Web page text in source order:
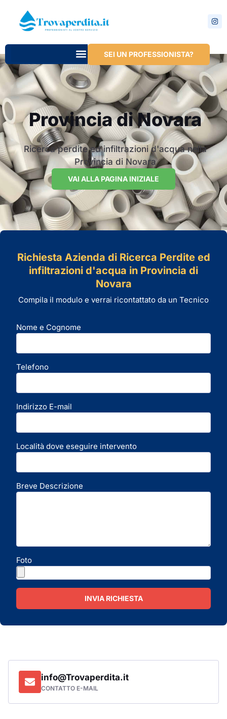
SEI UN PROFESSIONISTA?
Provincia di Novara
Ricerca perdite ed infiltrazioni d'acqua nella
Provincia di Novara
VAI ALLA PAGINA INIZIALE
Richiesta Azienda di Ricerca Perdite ed
infiltrazioni d'acqua in Provincia di
Novara
Compila il modulo e verrai ricontattato da un Tecnico
Nome e Cognome
Telefono
Indirizzo E-mail
Località dove eseguire intervento
Breve Descrizione
Foto
INVIA RICHIESTA
info@Trovaperdita.it
CONTATTO E-MAIL